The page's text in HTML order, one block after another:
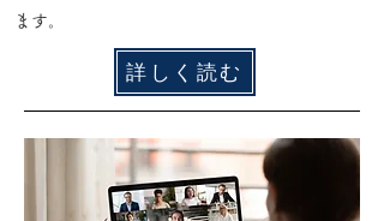
ます。
詳しく読む